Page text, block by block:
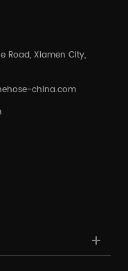
Road, Xiamen City,
china.com